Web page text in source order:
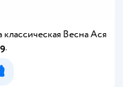
классическая Весна Ася
Уведомить о появлении